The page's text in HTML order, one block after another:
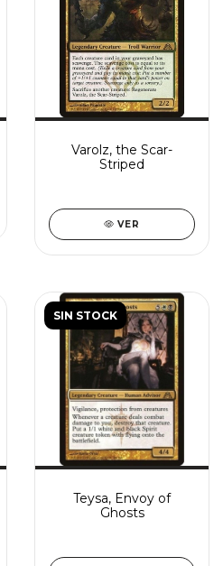
Varolz, the Scar-
Striped
VER
SIN STOCK
Teysa, Envoy of
Ghosts